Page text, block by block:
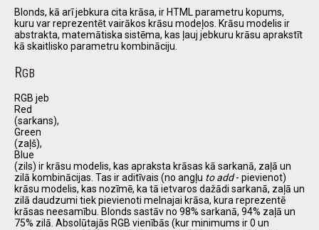
Blonds, kā arī jebkura cita krāsa, ir HTML parametru kopums,
kuru var reprezentēt vairākos krāsu modeļos. Krāsu modelis ir
abstrakta, matemātiska sistēma, kas ļauj jebkuru krāsu aprakstīt
kā skaitlisko parametru kombināciju.
RGB
RGB jeb
Red
(sarkans),
Green
(zaļš),
Blue
(zils) ir krāsu modelis, kas apraksta krāsas kā sarkanā, zaļā un
zilā kombinācijas. Tas ir aditīvais (no angļu to add- pievienot)
krāsu modelis, kas nozīmē, ka tā ietvaros dažādi sarkanā, zaļā un
zilā daudzumi tiek pievienoti melnajai krāsa, kura reprezentē
krāsas neesamību. Blonds sastāv no 98% sarkanā, 94% zaļā un
75% zilā. Absolūtajās RGB vienībās (kur minimums ir 0 un